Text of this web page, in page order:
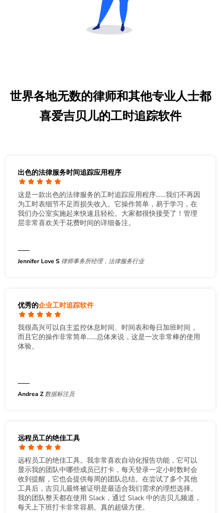
世界各地无数的律师和其他专业人士都
喜爱吉贝儿的工时追踪软件
出色的法律服务时间追踪应用程序
这是一款出色的法律服务的工时追踪应用程序……我们不再因
为工时表细节不足而损失收入。它操作简单，易于学习，在
我们办公室实施起来快速且轻松。大家都很快接受了！管理
层非常喜欢关于花费时间的详细备注。
Jennifer Love S 律师事务所经理，法律服务行业
优秀的企业工时追踪软件
我很高兴可以自主监控休息时间、时间表和每日加班时间，
而且它的操作非常简单……总体来说，这是一次非常棒的使用
体验。
Andrea Z数据标注员
远程员工的绝佳工具
远程员工的绝佳工具。我非常喜欢自动化报告功能，它可以
显示我的团队中哪些成员已打卡，每天登录一定小时数时会
收到提醒，它也会提供每周的团队总结。在尝试了多个其他
工具后，吉贝儿最终被证明是最适合我们需求的理想选择。
我的团队整天都在使用 Slack，通过 Slack 中的吉贝儿频道，
每天上下班打卡非常容易。真的超级方便。